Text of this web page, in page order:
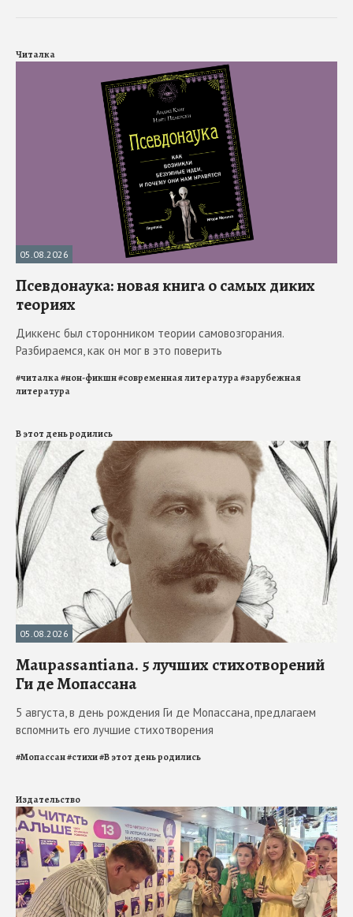
Читалка
05.08.2026
Псевдонаука: новая книга о самых диких
теориях
Диккенс был сторонником теории самовозгорания.
Разбираемся, как он мог в это поверить
#читалка#нон-фикшн#современная литература#зарубежная
литература
В этот день родились
05.08.2026
Maupassantiana. 5 лучших стихотворений
Ги де Мопассана
5 августа, в день рождения Ги де Мопассана, предлагаем
вспомнить его лучшие стихотворения
#Мопассан#стихи#В этот день родились
Издательство